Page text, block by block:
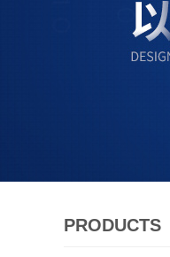
PRODUCTS